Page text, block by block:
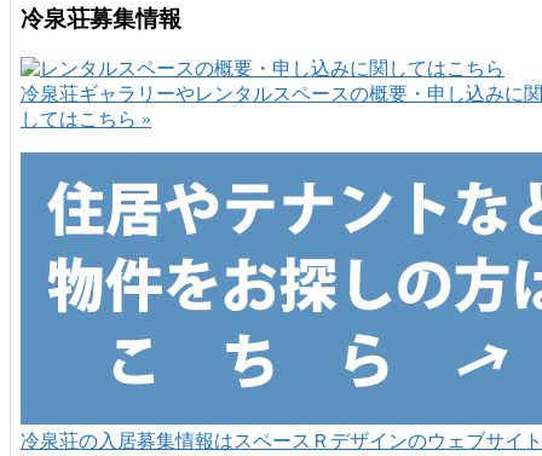
冷泉荘募集情報
冷泉荘ギャラリーやレンタルスペースの概要・申し込みに関
してはこちら »
冷泉荘の入居募集情報はスペースＲデザインのウェブサイト